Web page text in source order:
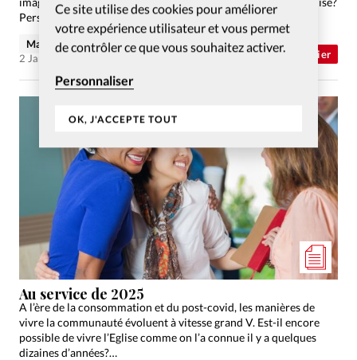
Ce site utilise des cookies pour améliorer
votre expérience utilisateur et vous permet
de contrôler ce que vous souhaitez activer.
Personnaliser
OK, J'ACCEPTE TOUT
Dossier
Perspectives.
Maude Burkhalter
2 Jan 2025
Au service de 2025
A l’ère de la consommation et du post-covid, les manières de
vivre la communauté évoluent à vitesse grand V. Est-il encore
possible de vivre l’Eglise comme on l’a connue il y a quelques
dizaines d’années?…